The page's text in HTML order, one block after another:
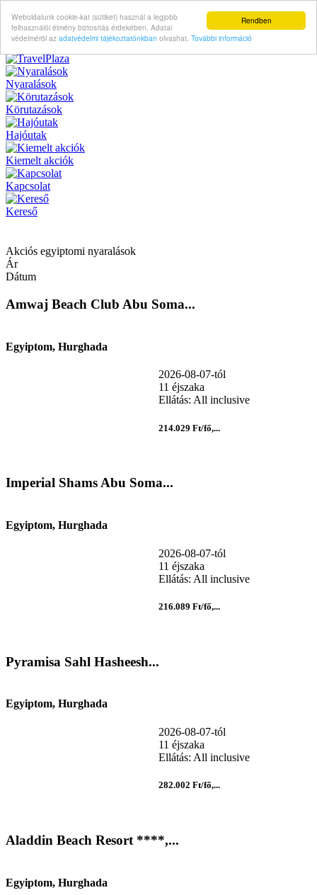
Rendben
Weboldalunk cookie-kat (sütiket) használ a legjobb
felhasználói élmény biztosítás érdekében. Adatai
védelméröl az adatvédelmi tájékoztatónkban olvashat. További információ
Nyaralások
Körutazások
Hajóutak
Kiemelt akciók
Kapcsolat
Kereső
Akciós egyiptomi nyaralások
Ár
Dátum
Amwaj Beach Club Abu Soma...
Egyiptom, Hurghada
2026-08-07-tól
11 éjszaka
Ellátás: All inclusive
214.029 Ft/fő,...
Imperial Shams Abu Soma...
Egyiptom, Hurghada
2026-08-07-tól
11 éjszaka
Ellátás: All inclusive
216.089 Ft/fő,...
Pyramisa Sahl Hasheesh...
Egyiptom, Hurghada
2026-08-07-tól
11 éjszaka
Ellátás: All inclusive
282.002 Ft/fő,...
Aladdin Beach Resort ****,...
Egyiptom, Hurghada